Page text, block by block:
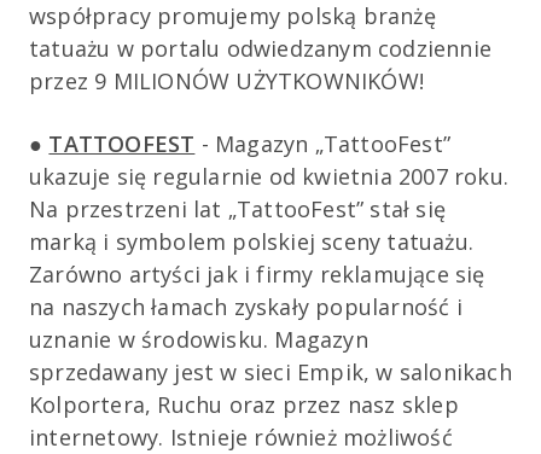
współpracy promujemy polską branżę
tatuażu w portalu odwiedzanym codziennie
przez 9 MILIONÓW UŻYTKOWNIKÓW!
● TATTOOFEST - Magazyn „TattooFest”
ukazuje się regularnie od kwietnia 2007 roku.
Na przestrzeni lat „TattooFest” stał się
marką i symbolem polskiej sceny tatuażu.
Zarówno artyści jak i firmy reklamujące się
na naszych łamach zyskały popularność i
uznanie w środowisku. Magazyn
sprzedawany jest w sieci Empik, w salonikach
Kolportera, Ruchu oraz przez nasz sklep
internetowy. Istnieje również możliwość